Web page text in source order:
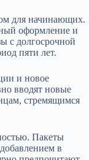
для начинающих.
оформление и
с долгосрочной
пяти лет.
и новое
вводят новые
стремящимся
Пакеты
в